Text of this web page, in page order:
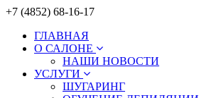
+7 (4852) 68-16-17
ГЛАВНАЯ
О САЛОНЕ
НАШИ НОВОСТИ
УСЛУГИ
ШУГАРИНГ